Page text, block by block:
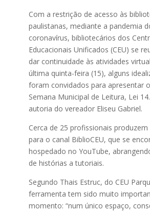
Com a restrição de acesso às
paulistanas, mediante a pandemia
coronavírus, bibliotecários dos
Educacionais Unificados (CEU) se
dar continuidade às atividades
última quinta-feira (15), alguns
foram convidados para apresentar
Semana Municipal de Leitura, Lei
autoria do vereador Eliseu Gabriel.
Cerca de 25 profissionais
para o canal BiblioCEU, que se
hospedado no YouTube,
de histórias a tutoriais.
Segundo Thais Estruc, do CEU
ferramenta tem sido muito
momento: “num único espaço,